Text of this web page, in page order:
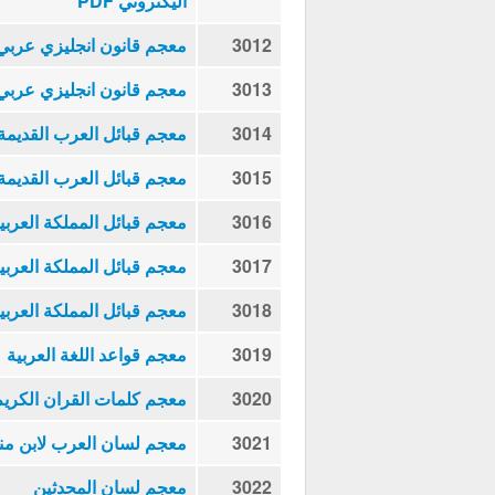
3012
معجم قانون انجليزي
3013
معجم قانون انجليزي
3014
معجم قبائل العرب
3015
معجم قبائل العرب
3016
معجم قبائل المملكة
3017
معجم قبائل المملكة
3018
معجم قبائل المملكة
3019
معجم قواعد اللغة العربية
3020
معجم كلمات القران
3021
معجم لسان العرب لابن
3022
معجم لسان المحدثين